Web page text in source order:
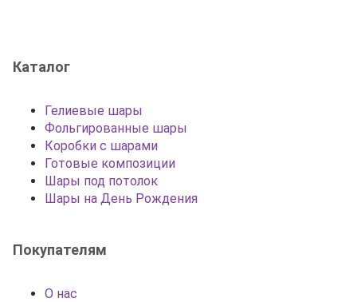
Каталог
Гелиевые шары
Фольгированные шары
Коробки с шарами
Готовые композиции
Шары под потолок
Шары на День Рождения
Покупателям
О нас